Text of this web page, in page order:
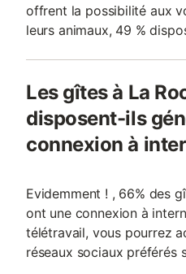
offrent la possibilité aux
leurs animaux, 49 %
Les gîtes à La
disposent-ils
connexion à
Evidemment ! , 66% des
ont une connexion à
télétravail, vous pourrez
réseaux sociaux préférés